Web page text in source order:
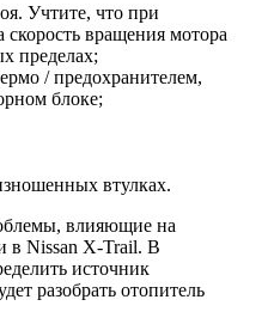
Учтите, что при
скорость вращения мотора
пределах;
/ предохранителем,
блоке;
втулках.
влияющие на
в Nissan X-Trail. В
источник
разобрать отопитель